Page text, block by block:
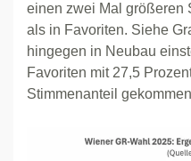
einen zwei Mal größeren
als in Favoriten. Siehe
hingegen in Neubau
Favoriten mit 27,5
Stimmenanteil